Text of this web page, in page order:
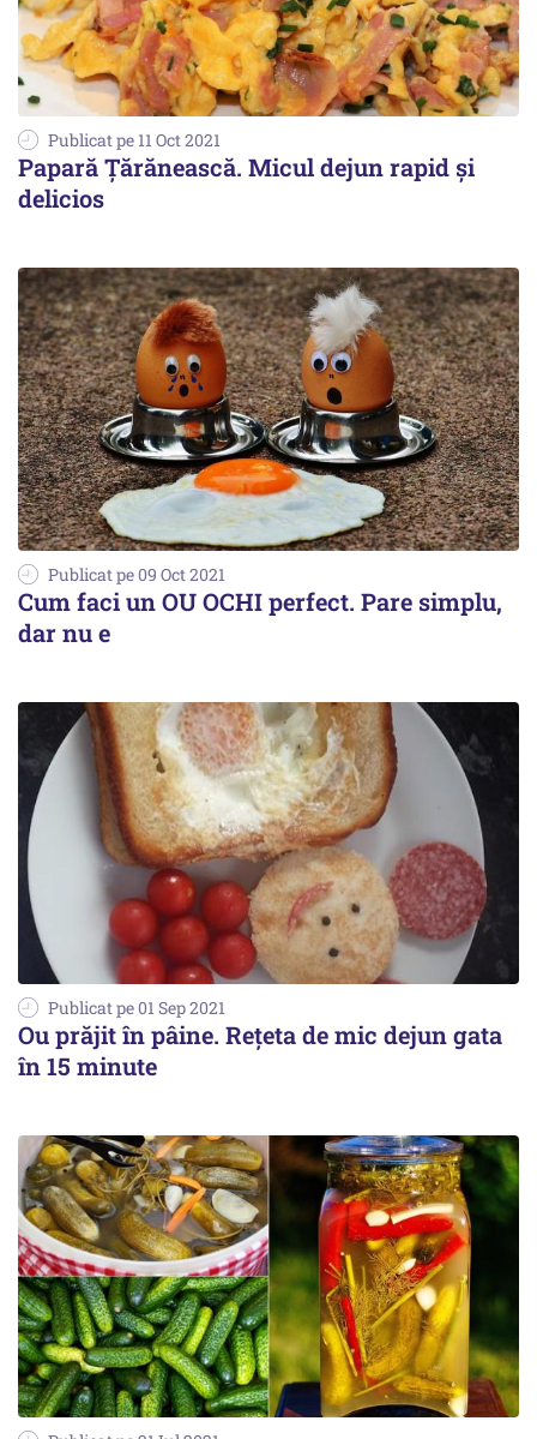
Publicat pe 11 Oct 2021
Papară Țărănească. Micul dejun rapid și
delicios
Publicat pe 09 Oct 2021
Cum faci un OU OCHI perfect. Pare simplu,
dar nu e
Publicat pe 01 Sep 2021
Ou prăjit în pâine. Rețeta de mic dejun gata
în 15 minute